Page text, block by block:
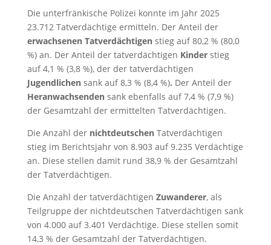
Die unterfränkische Polizei konnte im Jahr 2025
23.712 Tatverdächtige ermitteln. Der Anteil der
erwachsenen Tatverdächtigenstieg auf 80,2 % (80,0
%) an. Der Anteil der tatverdächtigen Kinder stieg
auf 4,1 % (3,8 %), der der tatverdächtigen
Jugendlichen sank auf 8,3 % (8,4 %). Der Anteil der
Heranwachsendensank ebenfalls auf 7,4 % (7,9 %)
der Gesamtzahl der ermittelten Tatverdächtigen.
Die Anzahl der nichtdeutschenTatverdächtigen
stieg im Berichtsjahr von 8.903 auf 9.235 Verdächtige
an. Diese stellen damit rund 38,9 % der Gesamtzahl
der Tatverdächtigen.
Die Anzahl der tatverdächtigen Zuwanderer, als
Teilgruppe der nichtdeutschen Tatverdächtigen sank
von 4.000 auf 3.401 Verdächtige. Diese stellen somit
14,3 % der Gesamtzahl der Tatverdächtigen.